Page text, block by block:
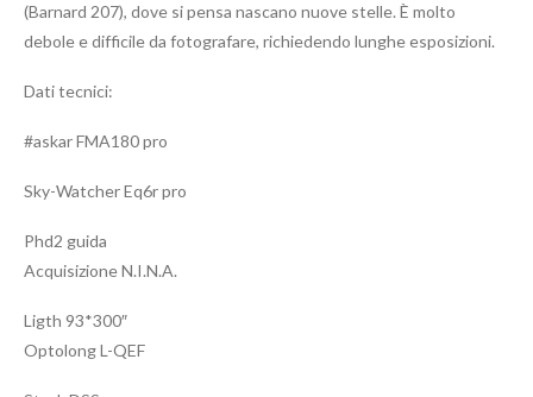
(Barnard 207), dove si pensa nascano nuove stelle. È molto
debole e difficile da fotografare, richiedendo lunghe esposizioni.
Dati tecnici:
#askar FMA180 pro
Sky-Watcher Eq6r pro
Phd2 guida
Acquisizione N.I.N.A.
Ligth 93*300″
Optolong L-QEF